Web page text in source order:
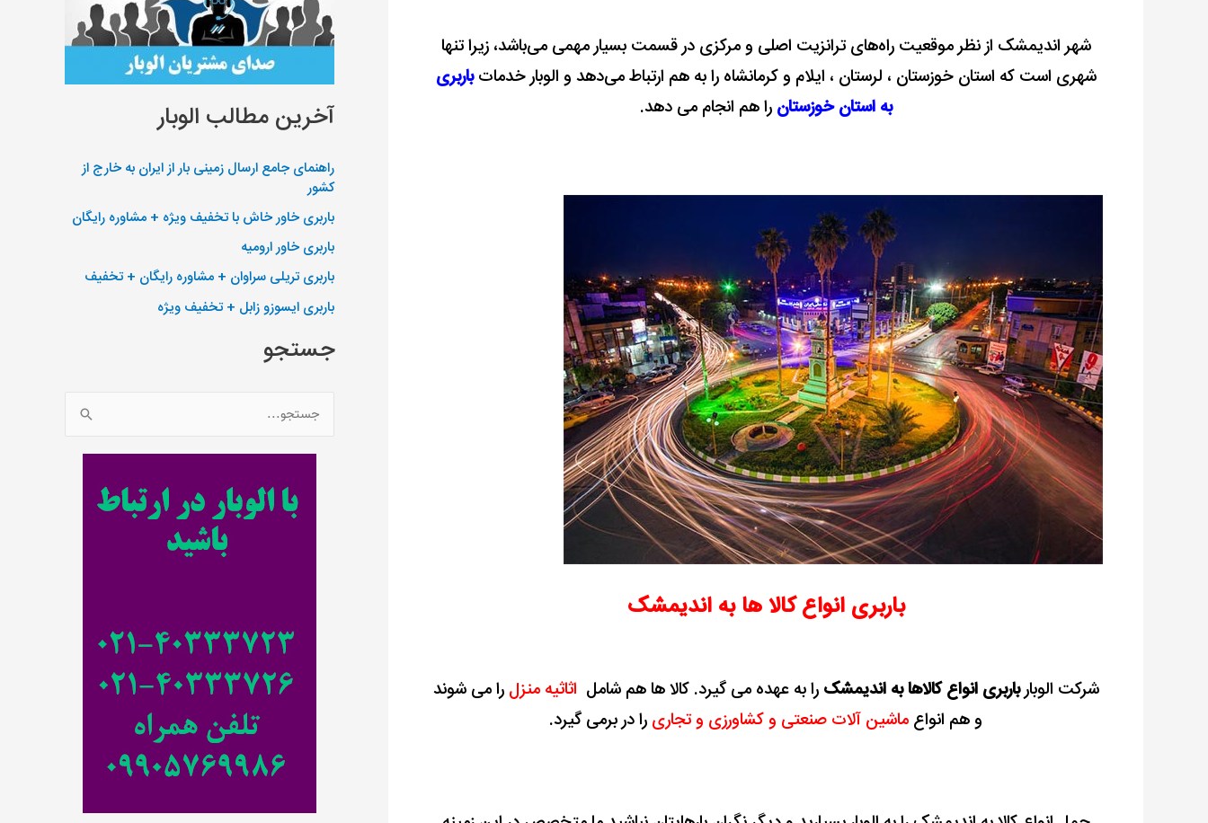
شهر اندیمشک از نظر موقعیت راه‌های ترانزیت اصلی و مرکزی در قسمت بسیار مهمی می‌باشد، زیرا تنها
شهری است که استان خوزستان ، لرستان ، ایلام وکرمانشاه را به هم ارتباط می‌دهد و الوبار خدماتباربری
به استان خوزستان را هم انجام می دهد.
باربری انواع کالا ها به اندیمشک
شرکت الوبارباربری انواع کالاها به اندیمشک را به عهده می گیرد. کالا ها هم شامل اثاثیه منزل را می شوند
و هم انواع ماشین آلات صنعتی و کشاورزی و تجاری را در برمی گیرد.
آخرین مطالب الوبار
راهنمای جامع ارسال زمینی بار از ایران به خارج از
کشور
باربری خاور خاش با تخفیف ویژه + مشاوره رایگان
باربری خاور ارومیه
باربری تریلی سراوان + مشاوره رایگان + تخفیف
باربری ایسوزو زابل + تخفیف ویژه
جستجو